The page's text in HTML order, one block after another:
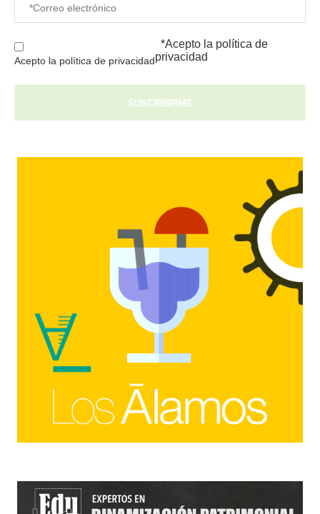
Acepto la política de privacidad
*Acepto la política de
privacidad